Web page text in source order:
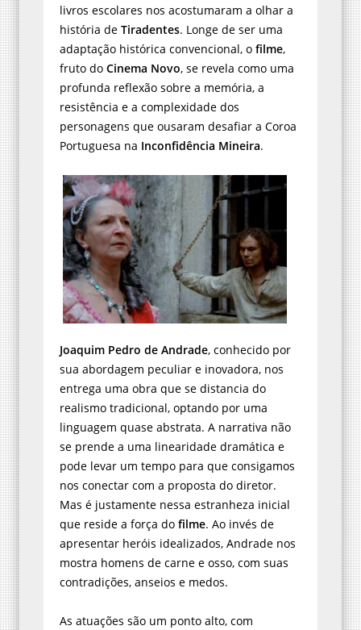
livros escolares nos acostumaram a olhar a
história de Tiradentes. Longe de ser uma
adaptação histórica convencional, o filme,
fruto do Cinema Novo, se revela como uma
profunda reflexão sobre a memória, a
resistência e a complexidade dos
personagens que ousaram desafiar a Coroa
Portuguesa na Inconfidência Mineira.
Joaquim Pedro de Andrade, conhecido por
sua abordagem peculiar e inovadora, nos
entrega uma obra que se distancia do
realismo tradicional, optando por uma
linguagem quase abstrata. A narrativa não
se prende a uma linearidade dramática e
pode levar um tempo para que consigamos
nos conectar com a proposta do diretor.
Mas é justamente nessa estranheza inicial
que reside a força do filme. Ao invés de
apresentar heróis idealizados, Andrade nos
mostra homens de carne e osso, com suas
contradições, anseios e medos.
As atuações são um ponto alto, com